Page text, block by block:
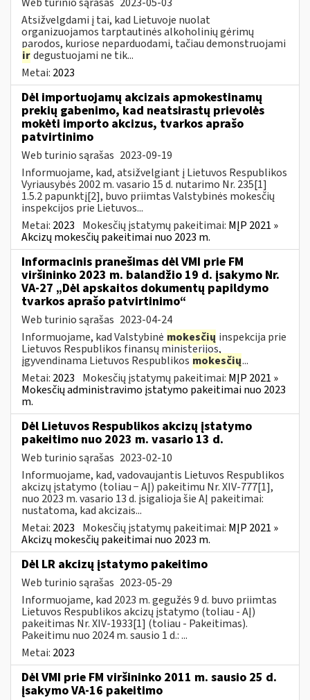
Atsižvelgdami į tai, kad Lietuvoje nuolat
organizuojamos tarptautinės alkoholinių gėrimų
parodos, kuriose neparduodami, tačiau demonstruojami
irdegustuojami ne tik...
Metai: 2023
Dėl importuojamų akcizais apmokestinamų
prekių gabenimo, kad neatsirastų prievolės
mokėti importo akcizus, tvarkos aprašo
patvirtinimo
Web turinio sąrašas 2023-09-19
Informuojame, kad, atsižvelgiant į Lietuvos Respublikos
Vyriausybės 2002 m. vasario 15 d. nutarimo Nr. 235[1]
1.5.2 papunktį[2], buvo priimtas Valstybinės mokesčių
inspekcijos prie Lietuvos...
Metai: 2023 Mokesčių įstatymų pakeitimai: MĮP 2021 »
Akcizų mokesčių pakeitimai nuo 2023 m.
Informacinis pranešimas dėl VMI prie FM
viršininko 2023 m. balandžio 19 d. įsakymo Nr.
VA-27 „Dėl apskaitos dokumentų papildymo
tvarkos aprašo patvirtinimo“
Web turinio sąrašas 2023-04-24
Informuojame, kad Valstybinė mokesčių inspekcija prie
Lietuvos Respublikos finansų ministerijos,
įgyvendinama Lietuvos Respublikos mokesčių...
Metai: 2023 Mokesčių įstatymų pakeitimai: MĮP 2021 »
Mokesčių administravimo įstatymo pakeitimai nuo 2023
m.
Dėl Lietuvos Respublikos akcizų įstatymo
pakeitimo nuo 2023 m. vasario 13 d.
Web turinio sąrašas 2023-02-10
Informuojame, kad, vadovaujantis Lietuvos Respublikos
akcizų įstatymo (toliau − AĮ) pakeitimu Nr. XIV-777[1],
nuo 2023 m. vasario 13 d. įsigalioja šie AĮ pakeitimai:
nustatoma, kad akcizais...
Metai: 2023 Mokesčių įstatymų pakeitimai: MĮP 2021 »
Akcizų mokesčių pakeitimai nuo 2023 m.
Dėl LR akcizų įstatymo pakeitimo
Web turinio sąrašas 2023-05-29
Informuojame, kad 2023 m. gegužės 9 d. buvo priimtas
Lietuvos Respublikos akcizų įstatymo (toliau - AĮ)
pakeitimas Nr. XIV-1933[1] (toliau - Pakeitimas).
Pakeitimu nuo 2024 m. sausio 1 d.: ...
Metai: 2023
Dėl VMI prie FM viršininko 2011 m. sausio 25 d.
įsakymo VA-16 pakeitimo